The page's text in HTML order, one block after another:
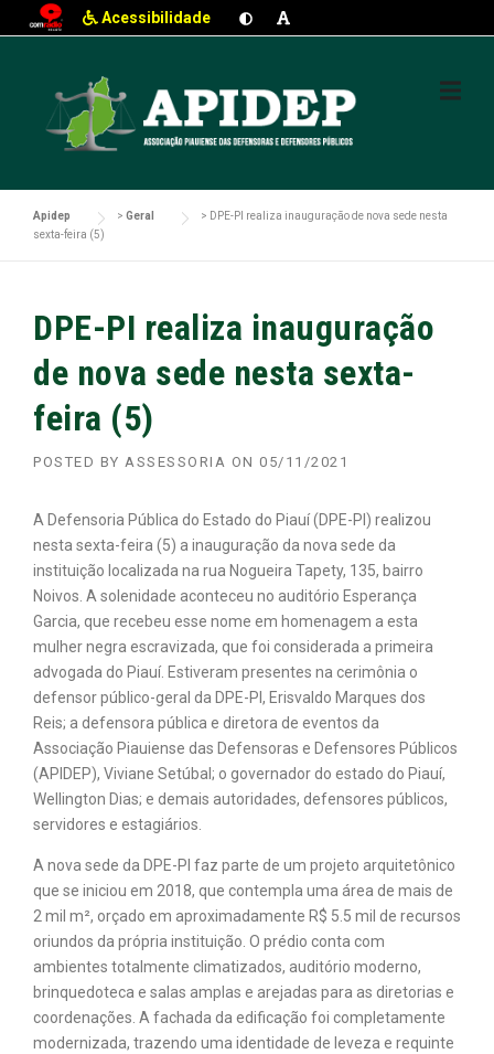
Acessibilidade
Apidep > Geral > DPE-PI realiza inauguração de nova sede nesta
sexta-feira (5)
DPE-PI realiza inauguração
de nova sede nesta sexta-
feira (5)
POSTED BY ASSESSORIA ON 05/11/2021
A Defensoria Pública do Estado do Piauí (DPE-PI) realizou
nesta sexta-feira (5) a inauguração da nova sede da
instituição localizada na rua Nogueira Tapety, 135, bairro
Noivos. A solenidade aconteceu no auditório Esperança
Garcia, que recebeu esse nome em homenagem a esta
mulher negra escravizada, que foi considerada a primeira
advogada do Piauí. Estiveram presentes na cerimônia o
defensor público-geral da DPE-PI, Erisvaldo Marques dos
Reis; a defensora pública e diretora de eventos da
Associação Piauiense das Defensoras e Defensores Públicos
(APIDEP), Viviane Setúbal; o governador do estado do Piauí,
Wellington Dias; e demais autoridades, defensores públicos,
servidores e estagiários.
A nova sede da DPE-PI faz parte de um projeto arquitetônico
que se iniciou em 2018, que contempla uma área de mais de
2 mil m², orçado em aproximadamente R$ 5.5 mil de recursos
oriundos da própria instituição. O prédio conta com
ambientes totalmente climatizados, auditório moderno,
brinquedoteca e salas amplas e arejadas para as diretorias e
coordenações. A fachada da edificação foi completamente
modernizada, trazendo uma identidade de leveza e requinte